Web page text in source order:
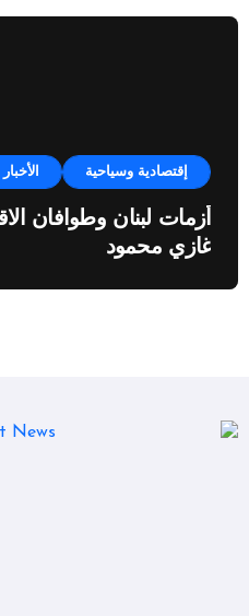
إقتصادية وسياحية الأخبار
أزمات لبنان وطوافان
غازي محمود